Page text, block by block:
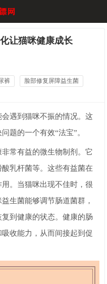
让猫咪健康成长
裤 脸部修复屏障益生菌
遇到猫咪不振的情况。这
题的一个有效“法宝”。
常有益的微生物制剂。它
乳杆菌等。这些有益菌在
。当猫咪出现不佳时，很
生菌能够调节肠道菌群，
到健康的状态。健康的肠
收能力，从而间接起到促